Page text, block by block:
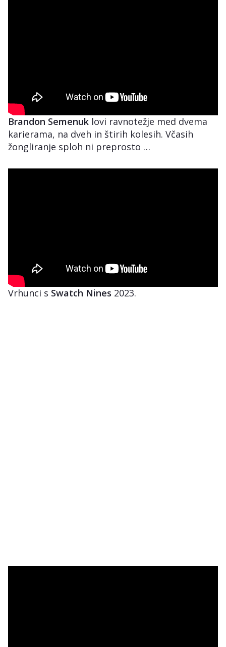
Brandon Semenuk lovi ravnotežje med dvema
karierama, na dveh in štirih kolesih. Včasih
žongliranje sploh ni preprosto …
Vrhunci s Swatch Nines 2023.